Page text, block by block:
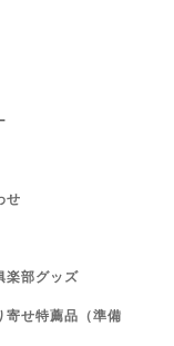
せ
楽部グッズ
寄せ特薦品（準備